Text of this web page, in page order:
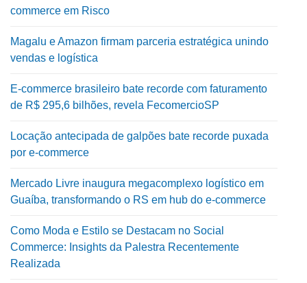
commerce em Risco
Magalu e Amazon firmam parceria estratégica unindo
vendas e logística
E-commerce brasileiro bate recorde com faturamento
de R$ 295,6 bilhões, revela FecomercioSP
Locação antecipada de galpões bate recorde puxada
por e-commerce
Mercado Livre inaugura megacomplexo logístico em
Guaíba, transformando o RS em hub do e-commerce
Como Moda e Estilo se Destacam no Social
Commerce: Insights da Palestra Recentemente
Realizada